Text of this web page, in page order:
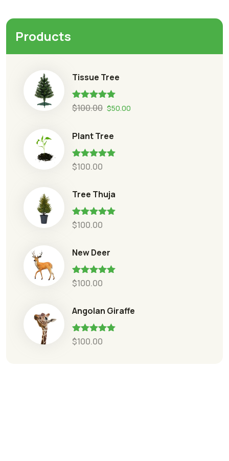
Products
Tissue Tree
Oceniono
5.00
$100.00 $50.00
Plant Tree
Oceniono
5.00
$100.00
Tree Thuja
Oceniono
5.00
$100.00
New Deer
Oceniono
5.00
$100.00
Angolan Giraffe
Oceniono
5.00
$100.00